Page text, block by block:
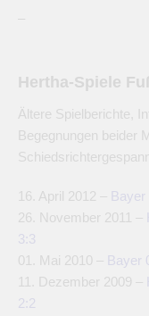
–
Hertha-Spiele
Ältere Spielberichte,
Begegnungen beider
16. April 2012 –
26. November 2011 –
3:3
01. Mai 2010 – Bayer
11. Dezember 2009 –
2:2